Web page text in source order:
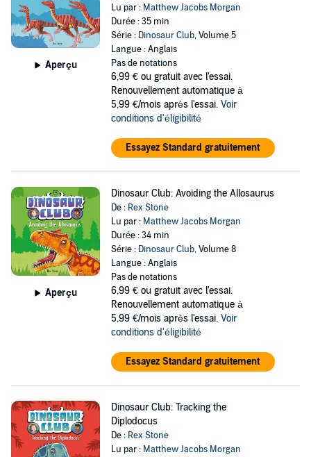
Aperçu
Lu par : Matthew Jacobs Morgan
Durée : 35 min
Série : Dinosaur Club, Volume 5
Langue : Anglais
Pas de notations
6,99 € ou gratuit avec l'essai.
Renouvellement automatique à
5,99 €/mois après l'essai. Voir
conditions d'éligibilité
Essayez Standard gratuitement
Aperçu
Dinosaur Club: Avoiding the Allosaurus
De : Rex Stone
Lu par : Matthew Jacobs Morgan
Durée : 34 min
Série : Dinosaur Club, Volume 8
Langue : Anglais
Pas de notations
6,99 € ou gratuit avec l'essai.
Renouvellement automatique à
5,99 €/mois après l'essai. Voir
conditions d'éligibilité
Essayez Standard gratuitement
Dinosaur Club: Tracking the
Diplodocus
De : Rex Stone
Lu par : Matthew Jacobs Morgan